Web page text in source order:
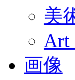
美
Art
画像